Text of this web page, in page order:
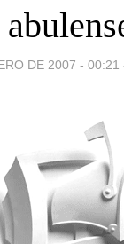
DE 2007 - 00:21